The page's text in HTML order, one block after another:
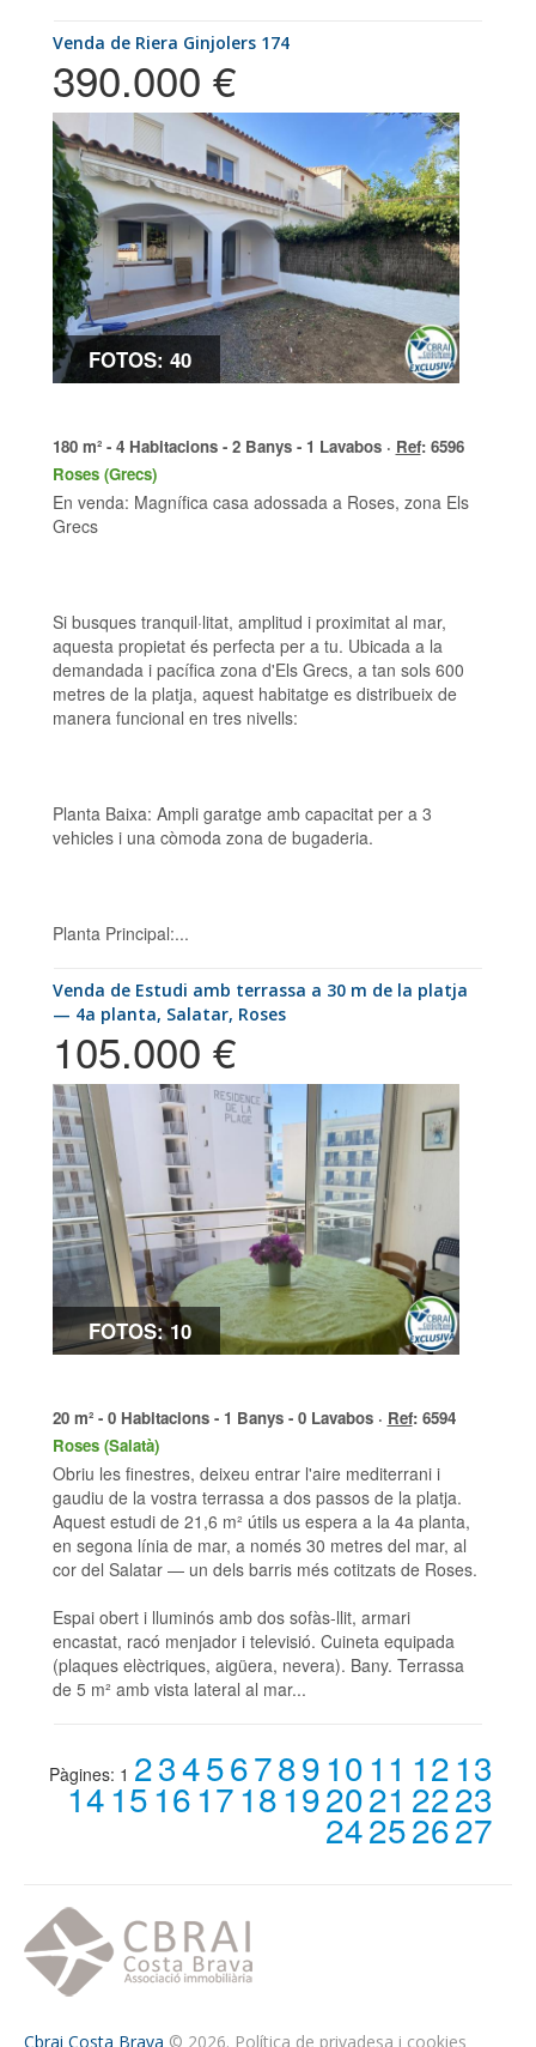
Venda de Riera Ginjolers 174
390.000 €
FOTOS: 40
180 m² - 4 Habitacions - 2 Banys - 1 Lavabos · Ref: 6596
Roses (Grecs)
En venda: Magnífica casa adossada a Roses, zona Els
Grecs
Si busques tranquil·litat, amplitud i proximitat al mar,
aquesta propietat és perfecta per a tu. Ubicada a la
demandada i pacífica zona d'Els Grecs, a tan sols 600
metres de la platja, aquest habitatge es distribueix de
manera funcional en tres nivells:
Planta Baixa: Ampli garatge amb capacitat per a 3
vehicles i una còmoda zona de bugaderia.
Planta Principal:...
Venda de Estudi amb terrassa a 30 m de la platja
— 4a planta, Salatar, Roses
105.000 €
FOTOS: 10
20 m² - 0 Habitacions - 1 Banys - 0 Lavabos · Ref: 6594
Roses (Salatà)
Obriu les finestres, deixeu entrar l'aire mediterrani i
gaudiu de la vostra terrassa a dos passos de la platja.
Aquest estudi de 21,6 m² útils us espera a la 4a planta,
en segona línia de mar, a només 30 metres del mar, al
cor del Salatar — un dels barris més cotitzats de Roses.
Espai obert i lluminós amb dos sofàs-llit, armari
encastat, racó menjador i televisió. Cuineta equipada
(plaques elèctriques, aigüera, nevera). Bany. Terrassa
de 5 m² amb vista lateral al mar...
Pàgines: 1 234567891011 1213
1415161718192021 2223
24252627
Cbrai Costa Brava © 2026. Política de privadesa i cookies